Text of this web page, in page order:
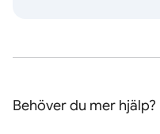
Behöver du mer hjälp?